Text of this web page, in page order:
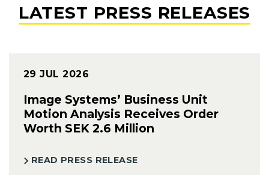
LATEST PRESS RELEASES
29 JUL 2026
Image Systems’ Business Unit
Motion Analysis Receives Order
Worth SEK 2.6 Million
READ PRESS RELEASE